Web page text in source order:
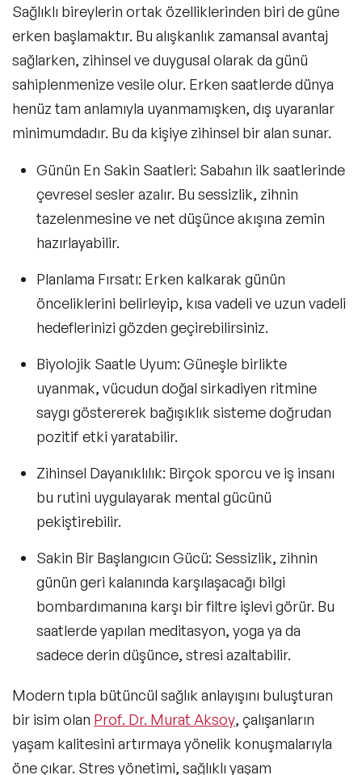
Sağlıklı bireylerin ortak özelliklerinden biri de güne
erken başlamaktır. Bu alışkanlık zamansal avantaj
sağlarken, zihinsel ve duygusal olarak da günü
sahiplenmenize vesile olur. Erken saatlerde dünya
henüz tam anlamıyla uyanmamışken, dış uyaranlar
minimumdadır. Bu da kişiye zihinsel bir alan sunar.
Günün En Sakin Saatleri: Sabahın ilk saatlerinde
çevresel sesler azalır. Bu sessizlik, zihnin
tazelenmesine ve net düşünce akışına zemin
hazırlayabilir.
Planlama Fırsatı: Erken kalkarak günün
önceliklerini belirleyip, kısa vadeli ve uzun vadeli
hedeflerinizi gözden geçirebilirsiniz.
Biyolojik Saatle Uyum: Güneşle birlikte
uyanmak, vücudun doğal sirkadiyen ritmine
saygı göstererek bağışıklık sisteme doğrudan
pozitif etki yaratabilir.
Zihinsel Dayanıklılık: Birçok sporcu ve iş insanı
bu rutini uygulayarak mental gücünü
pekiştirebilir.
Sakin Bir Başlangıcın Gücü: Sessizlik, zihnin
günün geri kalanında karşılaşacağı bilgi
bombardımanına karşı bir filtre işlevi görür. Bu
saatlerde yapılan meditasyon, yoga ya da
sadece derin düşünce, stresi azaltabilir.
Modern tıpla bütüncül sağlık anlayışını buluşturan
bir isim olan Prof. Dr. Murat Aksoy, çalışanların
yaşam kalitesini artırmaya yönelik konuşmalarıyla
öne çıkar. Stres yönetimi, sağlıklı yaşam